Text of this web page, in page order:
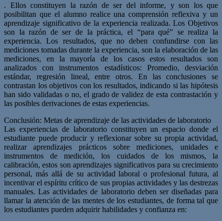
. Ellos constituyen la razón de ser del informe, y son los que
posibilitan que el alumno realice una comprensión reflexiva y un
aprendizaje significativo de la experiencia realizada. Los Objetivos
son la razón de ser de la práctica, el “para qué” se realiza la
experiencia. Los resultados, que no deben confundirse con las
mediciones tomadas durante la experiencia, son la elaboración de las
mediciones, en la mayoría de los casos estos resultados son
analizados con instrumentos estadísticos: Promedio, desviación
estándar, regresión lineal, entre otros. En las conclusiones se
contrastan los objetivos con los resultados, indicando si las hipótesis
han sido validadas o no, el grado de validez de esta contrastación y
las posibles derivaciones de estas experiencias.
Conclusión: Metas de aprendizaje de las actividades de laboratorio
Las experiencias de laboratorio constituyen un espacio donde el
estudiante puede producir y reflexionar sobre su propia actividad,
realizar aprendizajes prácticos sobre mediciones, unidades e
instrumentos de medición, los cuidados de los mismos, la
calibración, estos son aprendizajes significativos para su crecimiento
personal, más allá de su actividad laboral o profesional futura, al
incentivar el espíritu crítico de sus propias actividades y las destrezas
manuales. Las actividades de laboratorio deben ser diseñadas para
llamar la atención de las mentes de los estudiantes, de forma tal que
los estudiantes pueden adquirir habilidades y confianza en: